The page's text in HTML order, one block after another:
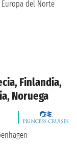
Finlandia,
Noruega